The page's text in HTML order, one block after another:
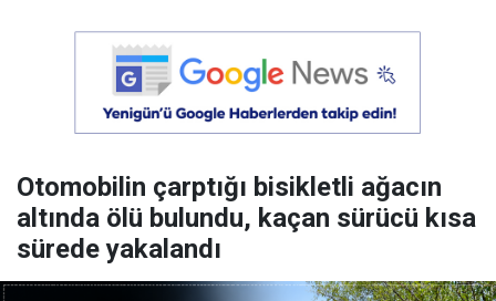
Otomobilin çarptığı bisikletli ağacın
altında ölü bulundu, kaçan sürücü kısa
sürede yakalandı